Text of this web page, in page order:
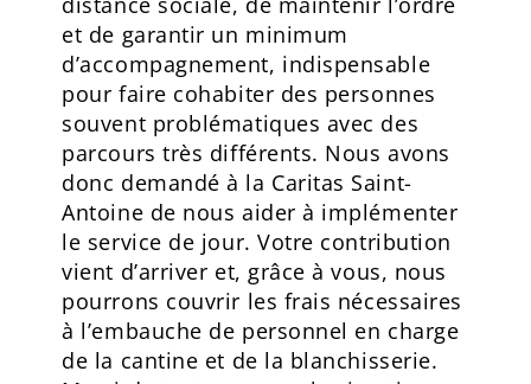
et de garantir un minimum
d’accompagnement, indispensable
pour faire cohabiter des personnes
souvent problématiques avec des
parcours très différents. Nous avons
donc demandé à la Caritas Saint-
Antoine de nous aider à implémenter
le service de jour. Votre contribution
vient d’arriver et, grâce à vous, nous
pourrons couvrir les frais nécessaires
à l’embauche de personnel en charge
de la cantine et de la blanchisserie.